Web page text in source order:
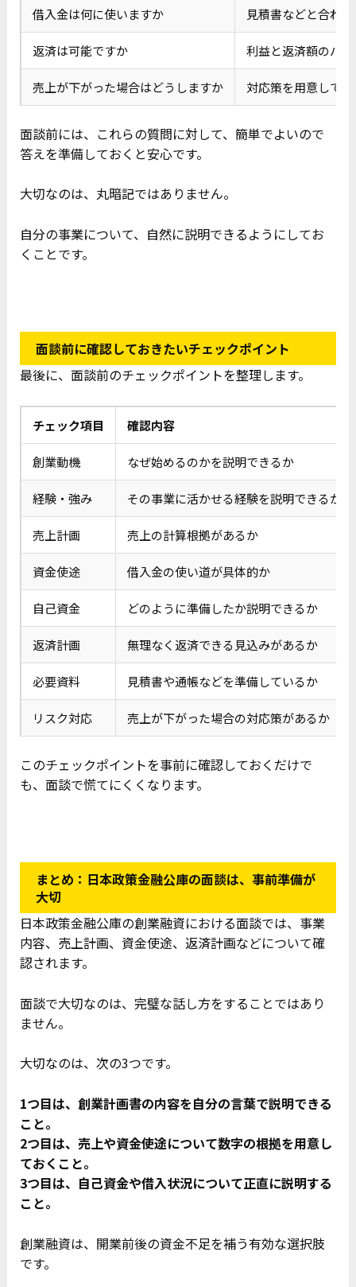
借入金は何に使いますか 見積書などと合わ
返済は可能ですか 利益と返済額のバ
売上が下がった場合はどうしますか 対応策を用意して
面談前には、これらの質問に対して、簡単でよいので
答えを準備しておくと安心です。
大切なのは、丸暗記ではありません。
自分の事業について、自然に説明できるようにしてお
くことです。
面談前に確認しておきたいチェックポイント
最後に、面談前のチェックポイントを整理します。
チェック項目 確認内容
創業動機 なぜ始めるのかを説明できるか
経験・強み その事業に活かせる経験を説明できるか
売上計画 売上の計算根拠があるか
資金使途 借入金の使い道が具体的か
自己資金 どのように準備したか説明できるか
返済計画 無理なく返済できる見込みがあるか
必要資料 見積書や通帳などを準備しているか
リスク対応 売上が下がった場合の対応策があるか
このチェックポイントを事前に確認しておくだけで
も、面談で慌てにくくなります。
まとめ：日本政策金融公庫の面談は、事前準備が
大切
日本政策金融公庫の創業融資における面談では、事業
内容、売上計画、資金使途、返済計画などについて確
認されます。
面談で大切なのは、完璧な話し方をすることではあり
ません。
大切なのは、次の3つです。
1つ目は、創業計画書の内容を自分の言葉で説明できる
こと。
2つ目は、売上や資金使途について数字の根拠を用意し
ておくこと。
3つ目は、自己資金や借入状況について正直に説明する
こと。
創業融資は、開業前後の資金不足を補う有効な選択肢
です。